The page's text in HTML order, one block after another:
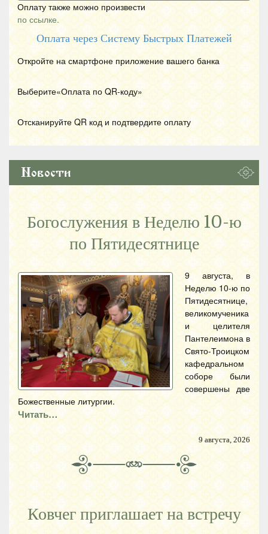
Оплату также можно произвести
по ссылке.
Оплата через Систему Быстрых Платежей
Откройте на смартфоне приложение вашего банка
Выберите«Оплата по QR-коду»
Отсканируйте QR код и подтвердите оплату
Новости
Богослужения в Неделю 10-ю
по Пятидесятнице
9 августа, в
Неделю 10-ю по
Пятидесятнице,
великомученика
и целителя
Пантелеимона в
Свято-Троицком
кафедральном
соборе были
совершены две
Божественные литургии.
Читать…
9 августа, 2026
Ковчег приглашает на встречу